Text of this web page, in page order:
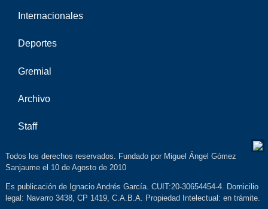
Internacionales
Deportes
Gremial
Archivo
Staff
Todos los derechos reservados. Fundado por Miguel Ángel Gómez
Sanjaume el 10 de Agosto de 2010
Es publicación de Ignacio Andrés García. CUIT:20-30654454-4. Domicilio
legal: Navarro 3438, CP 1419, C.A.B.A. Propiedad Intelectual: en trámite.